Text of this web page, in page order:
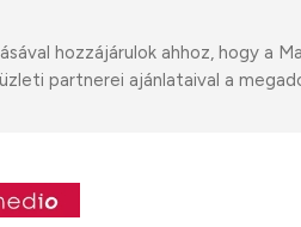
hozzájárulok ahhoz, hogy a
partnerei ajánlataival a